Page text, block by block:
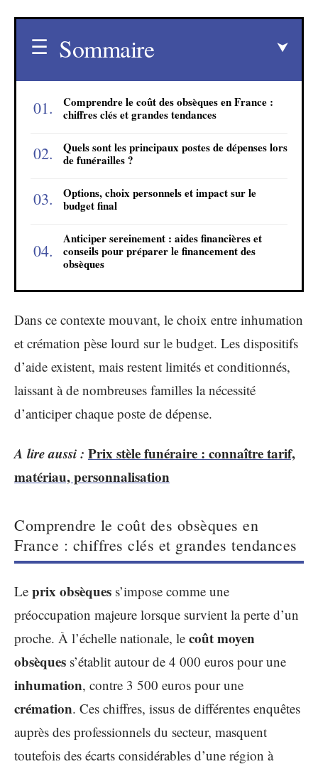
Sommaire
Comprendre le coût des obsèques en France :
chiffres clés et grandes tendances
Quels sont les principaux postes de dépenses lors
de funérailles ?
Options, choix personnels et impact sur le
budget final
Anticiper sereinement : aides financières et
conseils pour préparer le financement des
obsèques
Dans ce contexte mouvant, le choix entre inhumation
et crémation pèse lourd sur le budget. Les dispositifs
d’aide existent, mais restent limités et conditionnés,
laissant à de nombreuses familles la nécessité
d’anticiper chaque poste de dépense.
A lire aussi : Prix stèle funéraire : connaître tarif,
matériau, personnalisation
Comprendre le coût des obsèques en
France : chiffres clés et grandes tendances
Le prix obsèques s’impose comme une
préoccupation majeure lorsque survient la perte d’un
proche. À l’échelle nationale, le coût moyen
obsèques s’établit autour de 4 000 euros pour une
inhumation, contre 3 500 euros pour une
crémation. Ces chiffres, issus de différentes enquêtes
auprès des professionnels du secteur, masquent
toutefois des écarts considérables d’une région à